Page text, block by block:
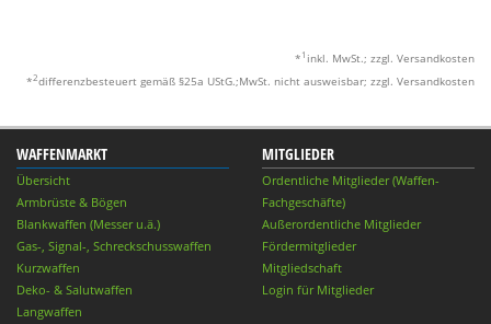
* 1 inkl. MwSt.; zzgl. Versandkosten
*2differenzbesteuert gemäß §25a UStG.;MwSt. nicht ausweisbar; zzgl. Versandkosten
WAFFENMARKT
Übersicht
Armbrüste & Bögen
Blankwaffen (Messer u.ä.)
Gas-, Signal-, Schreckschusswaffen
Kurzwaffen
Deko- & Salutwaffen
Langwaffen
MITGLIEDER
Ordentliche Mitglieder (Waffen-
Fachgeschäfte)
Außerordentliche Mitglieder
Fördermitglieder
Mitgliedschaft
Login für Mitglieder